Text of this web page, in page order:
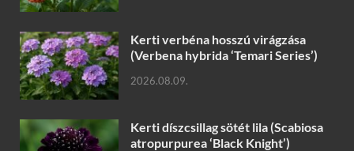
Kerti verbéna hosszú virágzása
(Verbena hybrida ‘Temari Series’)
2026.08.09.
Kerti díszcsillag sötét lila (Scabiosa
atropurpurea ‘Black Knight’)